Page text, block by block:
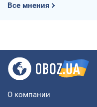
Все мнения
О компании